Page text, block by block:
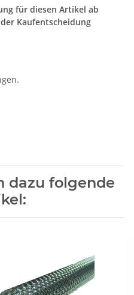
für diesen Artikel ab
Kaufentscheidung
dazu folgende